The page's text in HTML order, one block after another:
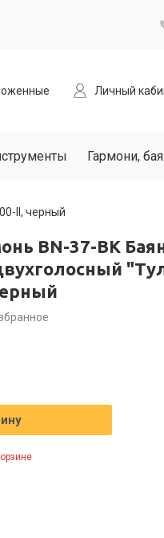
Личный
Гармони,
II, черный
BN-37-BK